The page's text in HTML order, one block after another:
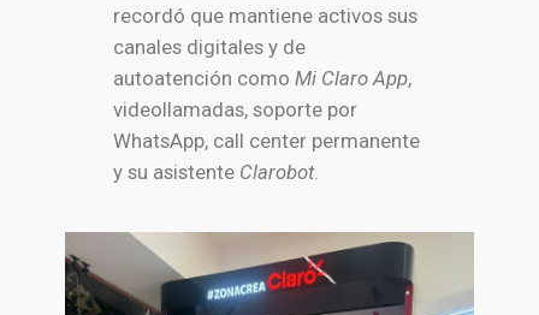
recordó que mantiene activos sus
canales digitales y de
autoatención como Mi Claro App,
videollamadas, soporte por
WhatsApp, call center permanente
y su asistente Clarobot.